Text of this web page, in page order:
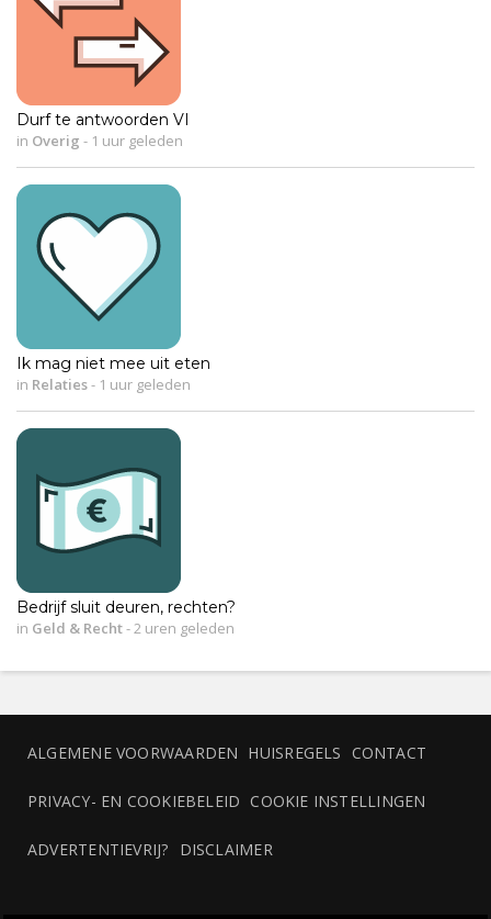
Durf te antwoorden VI
in Overig - 1 uur geleden
Ik mag niet mee uit eten
in Relaties- 1 uur geleden
Bedrijf sluit deuren, rechten?
in Geld & Recht- 2 uren geleden
ALGEMENE VOORWAARDEN HUISREGELS CONTACT
PRIVACY- EN COOKIEBELEID COOKIE INSTELLINGEN
ADVERTENTIEVRIJ? DISCLAIMER